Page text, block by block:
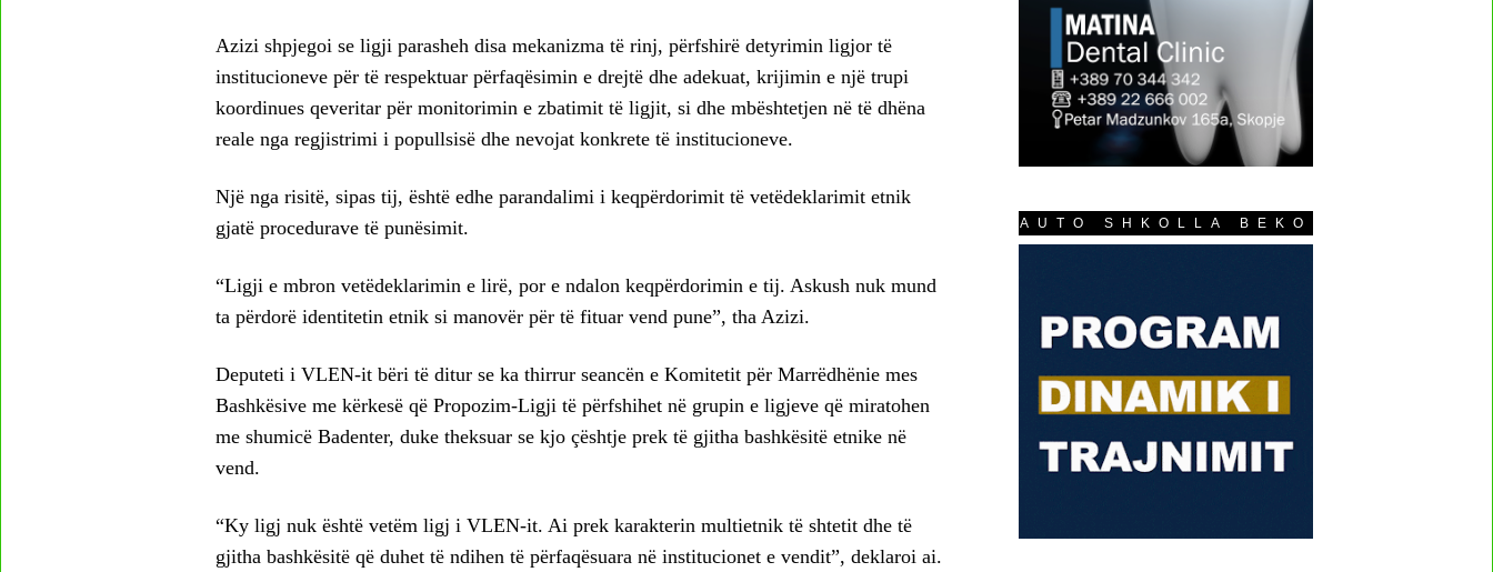
Azizi shpjegoi se ligji parasheh disa mekanizma të rinj, përfshirë detyrimin ligjor të
institucioneve për të respektuar përfaqësimin e drejtë dhe adekuat, krijimin e një trupi
koordinues qeveritar për monitorimin e zbatimit të ligjit, si dhe mbështetjen në të dhëna
reale nga regjistrimi i popullsisë dhe nevojat konkrete të institucioneve.
Një nga risitë, sipas tij, është edhe parandalimi i keqpërdorimit të vetëdeklarimit etnik
gjatë procedurave të punësimit.
“Ligji e mbron vetëdeklarimin e lirë, por e ndalon keqpërdorimin e tij. Askush nuk mund
ta përdorë identitetin etnik si manovër për të fituar vend pune”, tha Azizi.
Deputeti i VLEN-it bëri të ditur se ka thirrur seancën e Komitetit për Marrëdhënie mes
Bashkësive me kërkesë që Propozim-Ligji të përfshihet në grupin e ligjeve që miratohen
me shumicë Badenter, duke theksuar se kjo çështje prek të gjitha bashkësitë etnike në
vend.
“Ky ligj nuk është vetëm ligj i VLEN-it. Ai prek karakterin multietnik të shtetit dhe të
gjitha bashkësitë që duhet të ndihen të përfaqësuara në institucionet e vendit”, deklaroi ai.
AUTO SHKOLLA BEKO